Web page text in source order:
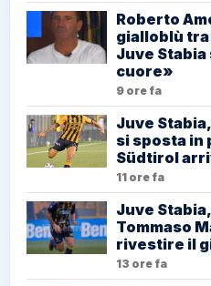
Roberto
gialloblù
Juve Stabia
cuore»
9 ore fa
Juve
si sposta in
Südtirol
11 ore fa
Juve
Tommaso
rivestire il
13 ore fa